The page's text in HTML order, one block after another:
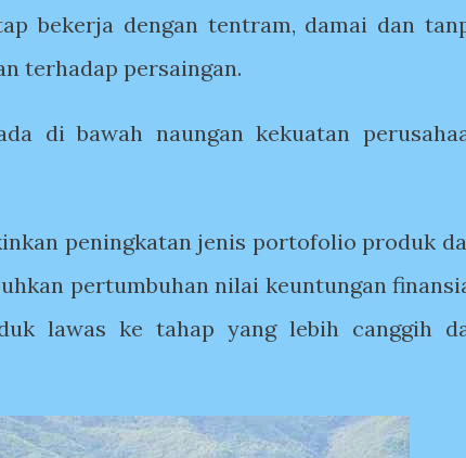
bekerja dengan tentram, damai dan
terhadap persaingan.
di bawah naungan kekuatan
peningkatan jenis portofolio produk
pertumbuhan nilai keuntungan
lawas ke tahap yang lebih canggih